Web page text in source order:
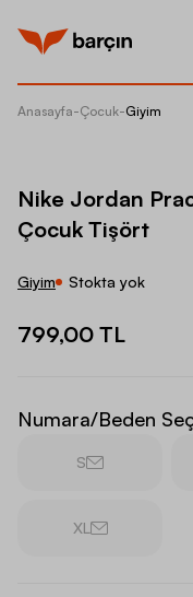
Anasayfa-Çocuk-Giyim
Nike Jordan
Çocuk Tişört
Giyim Stokta yok
799,00 TL
Numara/Beden
S
XL